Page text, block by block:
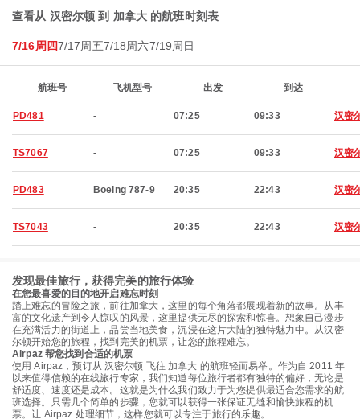
查看从 汉密尔顿 到 加拿大 的航班时刻表
7/16周四7/17周五7/18周六7/19周日
航班号 飞机型号 出发 到达
PD481 - 07:25 09:33 汉密
TS7067 - 07:25 09:33 汉密
PD483 Boeing 787-9 20:35 22:43 汉密
TS7043 - 20:35 22:43 汉密
发现最佳旅行，获得完美的旅行体验
在您最喜爱的目的地开启难忘时刻
踏上难忘的冒险之旅，前往加拿大，这里的每个角落都展现着新的故事。从丰
富的文化遗产到令人惊叹的风景，这里提供无尽的探索和惊喜。想象自己漫步
在充满活力的街道上，品尝当地美食，沉浸在这片大陆的独特魅力中。从汉密
尔顿开始您的旅程，找到完美的机票，让您的旅程难忘。
Airpaz 帮您找到合适的机票
使用 Airpaz，预订从 汉密尔顿 飞往 加拿大 的航班轻而易举。作为自 2011 年
以来值得信赖的在线旅行专家，我们知道每位旅行者都有独特的偏好，无论是
舒适度、速度还是成本。这就是为什么我们致力于为您提供最适合您需求的航
班选择。只需几个简单的步骤，您就可以获得一张保证无缝和愉快旅程的机
票。让 Airpaz 处理细节，这样您就可以专注于旅行的乐趣。